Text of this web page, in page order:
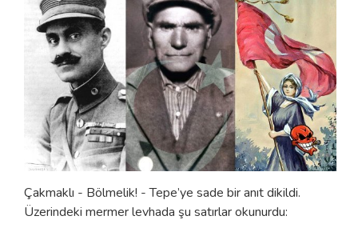
Çakmaklı - Bölmelik! - Tepe’ye sade bir anıt dikildi.
Üzerindeki mermer levhada şu satırlar okunurdu: